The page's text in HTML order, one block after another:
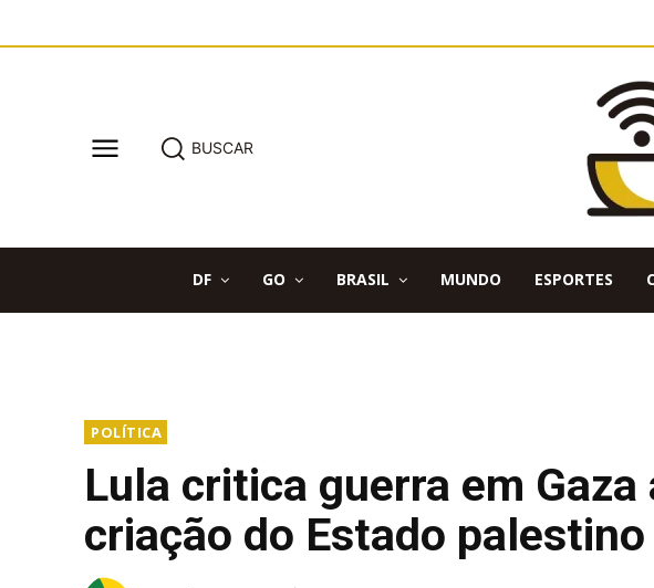
BUSCAR
DF GO BRASIL MUNDO ESPORTES
POLÍTICA
Lula critica guerra em Gaza
criação do Estado palestino